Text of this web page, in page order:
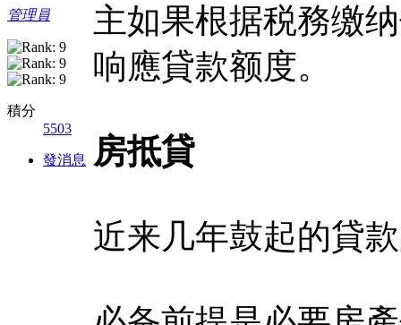
管理員
積分
5503
發消息
主如果根据税務缴
响應貸款额度。
房抵貸
近来几年鼓起的貸